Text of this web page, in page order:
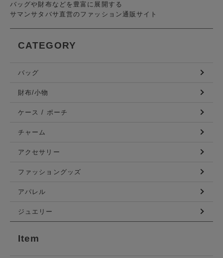
バッグや財布などを豊富に展開する
サマンサタバサ直営のファッション通販サイト
CATEGORY
バッグ
財布/小物
ケース / ポーチ
チャーム
アクセサリー
ファッショングッズ
アパレル
ジュエリー
Item